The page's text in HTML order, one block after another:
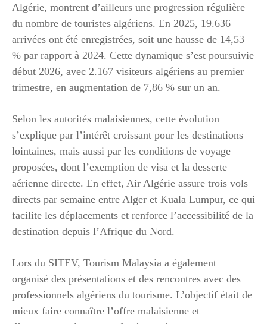
Algérie, montrent d’ailleurs une progression régulière
du nombre de touristes algériens. En 2025, 19.636
arrivées ont été enregistrées, soit une hausse de 14,53
% par rapport à 2024. Cette dynamique s’est poursuivie
début 2026, avec 2.167 visiteurs algériens au premier
trimestre, en augmentation de 7,86 % sur un an.
Selon les autorités malaisiennes, cette évolution
s’explique par l’intérêt croissant pour les destinations
lointaines, mais aussi par les conditions de voyage
proposées, dont l’exemption de visa et la desserte
aérienne directe. En effet, Air Algérie assure trois vols
directs par semaine entre Alger et Kuala Lumpur, ce qui
facilite les déplacements et renforce l’accessibilité de la
destination depuis l’Afrique du Nord.
Lors du SITEV, Tourism Malaysia a également
organisé des présentations et des rencontres avec des
professionnels algériens du tourisme. L’objectif était de
mieux faire connaître l’offre malaisienne et